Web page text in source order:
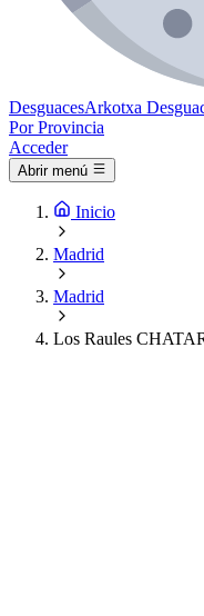
DesguacesArkotxa
Por Provincia
Acceder
Abrir menú
Inicio
Madrid
Madrid
Los Raules